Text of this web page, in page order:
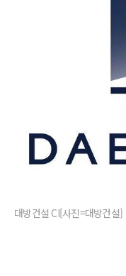
대방건설 CI[사진=대방건설]